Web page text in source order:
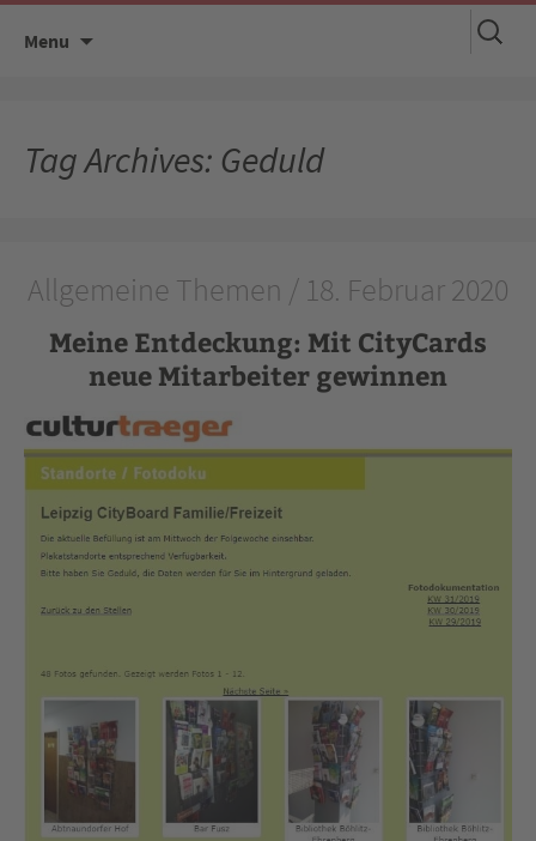
Menu
Suchen
nach:
Tag Archives: Geduld
Allgemeine Themen / 18. Februar 2020
Meine Entdeckung: Mit CityCards
neue Mitarbeiter gewinnen